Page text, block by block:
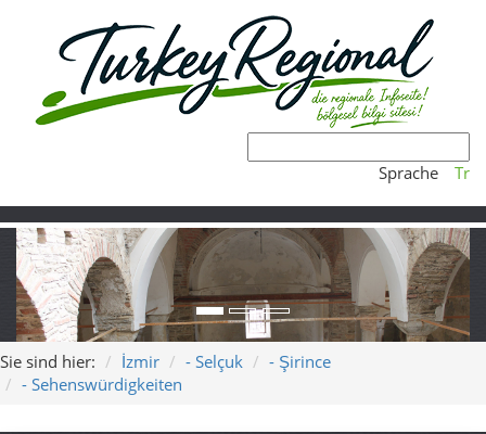
Sprache Tr
Sie sind hier: İzmir - Selçuk
- Şirince
- Sehenswürdigkeiten